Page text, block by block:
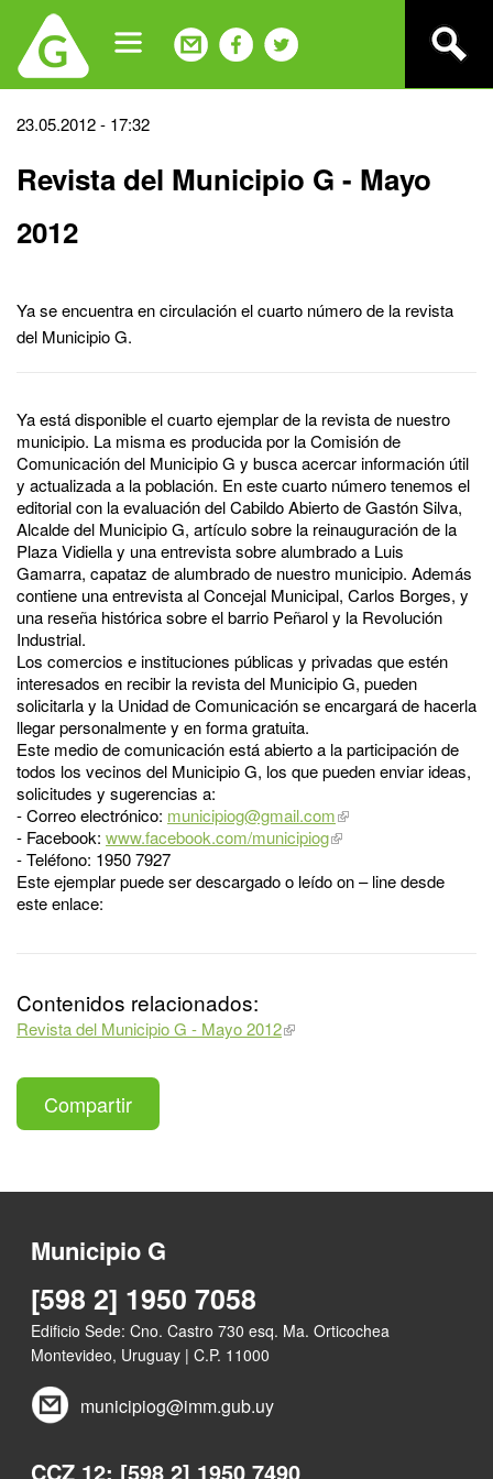
navigation
Back
top
23.05.2012 - 17:32
Revista del Municipio G - Mayo
2012
Ya se encuentra en circulación el cuarto número de la revista
del Municipio G.
Ya está disponible el cuarto ejemplar de la revista de nuestro
municipio. La misma es producida por la Comisión de
Comunicación del Municipio G y busca acercar información útil
y actualizada a la población. En este cuarto número tenemos el
editorial con la evaluación del Cabildo Abierto de Gastón Silva,
Alcalde del Municipio G, artículo sobre la reinauguración de la
Plaza Vidiella y una entrevista sobre alumbrado a Luis
Gamarra, capataz de alumbrado de nuestro municipio. Además
contiene una entrevista al Concejal Municipal, Carlos Borges, y
una reseña histórica sobre el barrio Peñarol y la Revolución
Industrial.
Los comercios e instituciones públicas y privadas que estén
interesados en recibir la revista del Municipio G, pueden
solicitarla y la Unidad de Comunicación se encargará de hacerla
llegar personalmente y en forma gratuita.
Este medio de comunicación está abierto a la participación de
todos los vecinos del Municipio G, los que pueden enviar ideas,
solicitudes y sugerencias a:
- Correo electrónico: municipiog@gmail.com
- Facebook: www.facebook.com/municipiog
- Teléfono: 1950 7927
Este ejemplar puede ser descargado o leído on – line desde
este enlace:
Contenidos relacionados:
Revista del Municipio G - Mayo 2012
Compartir
Municipio G
[598 2] 1950 7058
Edificio Sede: Cno. Castro 730 esq. Ma. Orticochea
Montevideo, Uruguay | C.P. 11000
municipiog@imm.gub.uy
CCZ 12: [598 2] 1950 7490